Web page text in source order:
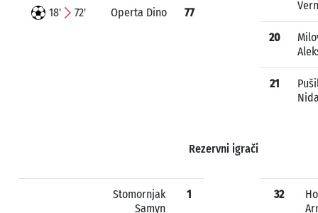
18' 72' Operta Dino 77
20
21
Rezervni igrači
Stomornjak
Samyn
1 32